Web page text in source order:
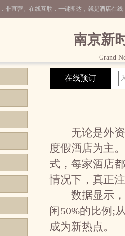
非直营。在线互联，一键即达，就是酒店在线
南京新
Grand
在线预订
无论是外资
度假酒店为主
式，每家酒店
情况下，真正
数据显示，
闲50%的比例;
成为新热点。